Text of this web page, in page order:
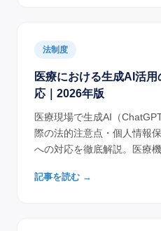
法制度
医療における生成AI活
応｜2026年版
医療現場で生成AI（
際の法的注意点・個人情報
への対応を徹底解説。医療
記事を読む →